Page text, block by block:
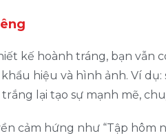
kế hoành tráng, bạn vẫn
hiệu và hình ảnh. Ví
lại tạo sự mạnh mẽ,
cảm hứng như “Tập hôm